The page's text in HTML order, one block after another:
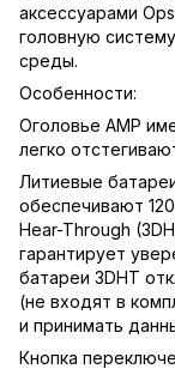
аксессуарами
головную
среды.
Особенности:
Оголовье AMP
легко
Литиевые
обеспечивают
Hear-Through
гарантирует
батареи 3DHT
(не входят в
и принимать
Кнопка